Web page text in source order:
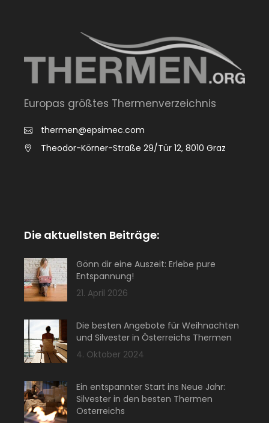
Europas größtes Thermenverzeichnis
thermen@epsimec.com
Theodor-Körner-Straße 29/Tür 12, 8010 Graz
Die aktuellsten Beiträge:
Gönn dir eine Auszeit: Erlebe pure
Entspannung!
21. April 2026
Die besten Angebote für Weihnachten
und Silvester in Österreichs Thermen
4. Oktober 2024
Ein entspannter Start ins Neue Jahr:
Silvester in den besten Thermen
Österreichs